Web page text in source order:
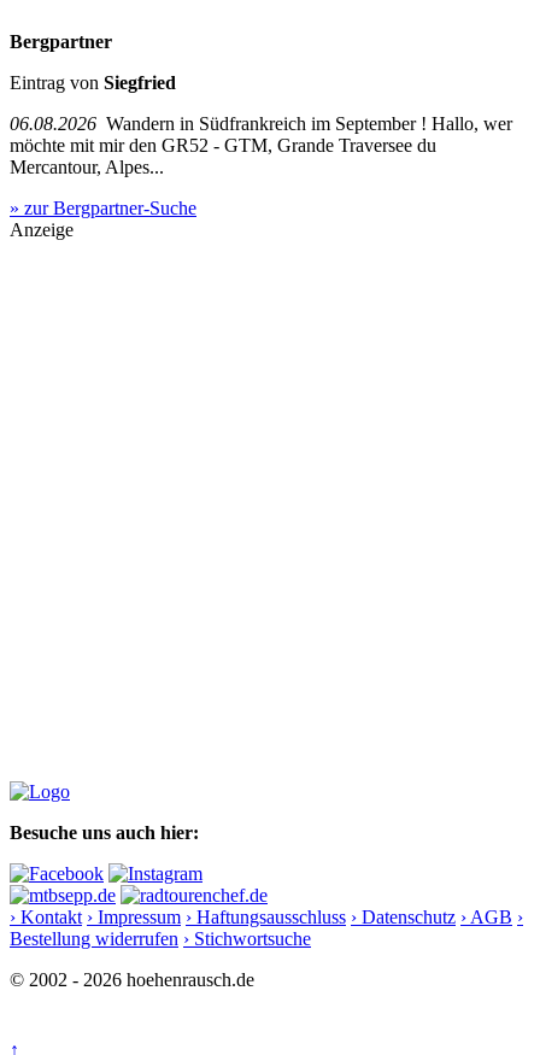
Bergpartner
Eintrag von Siegfried
06.08.2026 Wandern in Südfrankreich im September ! Hallo, wer
möchte mit mir den GR52 - GTM, Grande Traversee du
Mercantour, Alpes...
» zur Bergpartner-Suche
Anzeige
Besuche uns auch hier:
› Kontakt › Impressum › Haftungsausschluss › Datenschutz › AGB ›
Bestellung widerrufen › Stichwortsuche
© 2002 - 2026 hoehenrausch.de
↑